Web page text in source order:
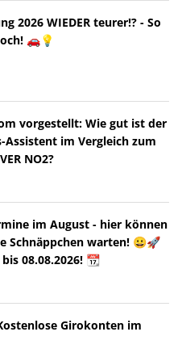
2026 WIEDER teurer!? - So
🚗💡
vorgestellt: Wie gut ist der
Assistent im Vergleich zum
NO2?
im August - hier können
Schnäppchen warten! 😀🚀
08.08.2026! 📆
Girokonten im